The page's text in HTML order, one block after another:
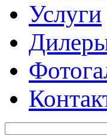
Услуги